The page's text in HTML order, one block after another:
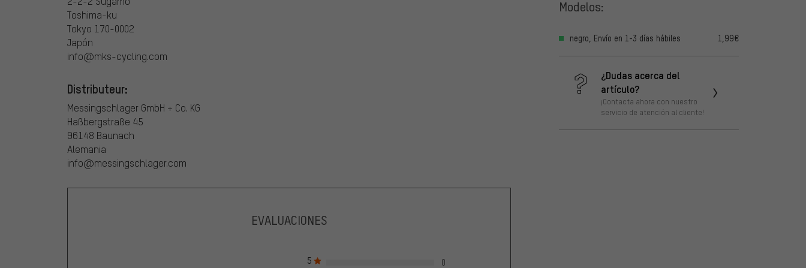
Toshima-ku
Tokyo 170-0002
Japón
info@mks-cycling.com
Distributeur:
Messingschlager GmbH + Co. KG
Haßbergstraße 45
96148 Baunach
Alemania
info@messingschlager.com
Modelos:
negro, Envío en 1-3 días hábiles 1,99€
¿Dudas acerca del
artículo?
¡Contacta ahora con nuestro
servicio de atención al cliente!
EVALUACIONES
5
0